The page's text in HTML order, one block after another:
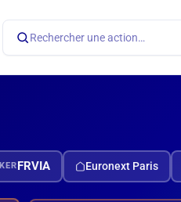
Rechercher une action…
FRVIA Euronext Paris